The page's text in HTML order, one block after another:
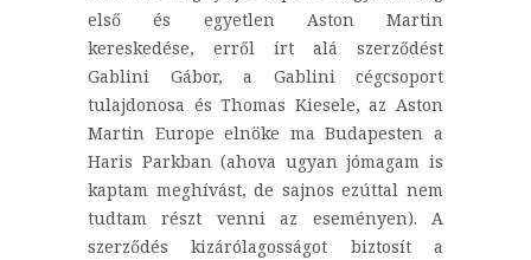
első és egyetlen Aston Martin
kereskedése, erről írt alá szerződést
Gablini Gábor, a Gablini cégcsoport
tulajdonosa és Thomas Kiesele, az Aston
Martin Europe elnöke ma Budapesten a
Haris Parkban (ahova ugyan jómagam is
kaptam meghívást, de sajnos ezúttal nem
tudtam részt venni az eseményen). A
szerződés kizárólagosságot biztosít a